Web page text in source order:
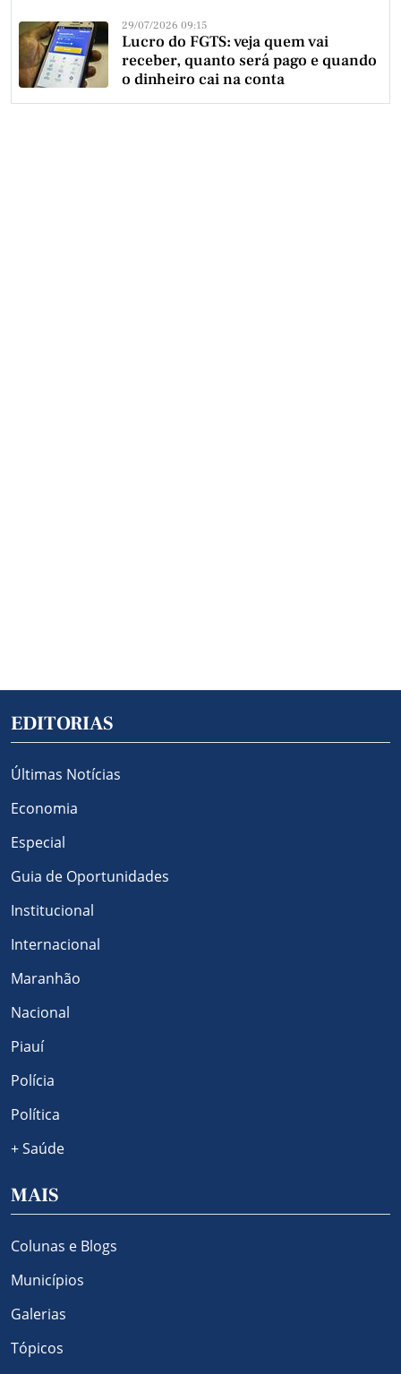
29/07/2026 09:15
Lucro do FGTS: veja quem vai
receber, quanto será pago e quando
o dinheiro cai na conta
EDITORIAS
Últimas Notícias
Economia
Especial
Guia de Oportunidades
Institucional
Internacional
Maranhão
Nacional
Piauí
Polícia
Política
+ Saúde
MAIS
Colunas e Blogs
Municípios
Galerias
Tópicos